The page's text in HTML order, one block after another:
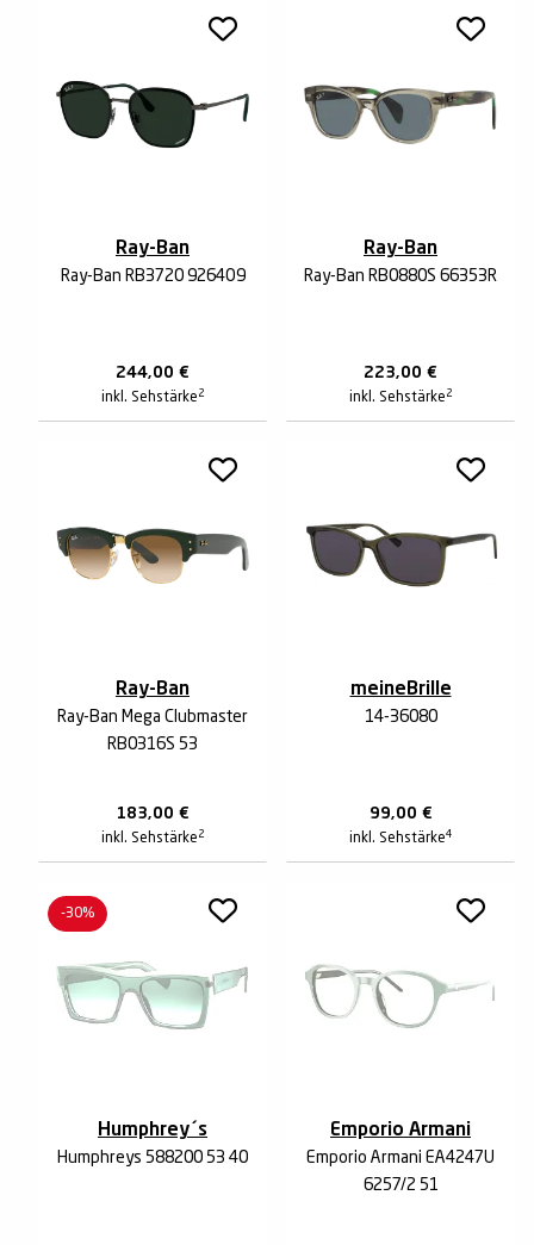
Ray-Ban
Ray-Ban RB3720 9264O9
244,00 €
inkl. Sehstärke 2
Ray-Ban
Ray-Ban RB0880S 66353R
223,00 €
inkl. Sehstärke 2
Ray-Ban
Ray-Ban Mega Clubmaster
RB0316S 53
183,00 €
inkl. Sehstärke 2
meineBrille
14-36080
99,00 €
inkl. Sehstärke4
Humphrey´s
Humphreys 588200 53 40
-30%
Emporio Armani
Emporio Armani EA4247U
6257/2 51